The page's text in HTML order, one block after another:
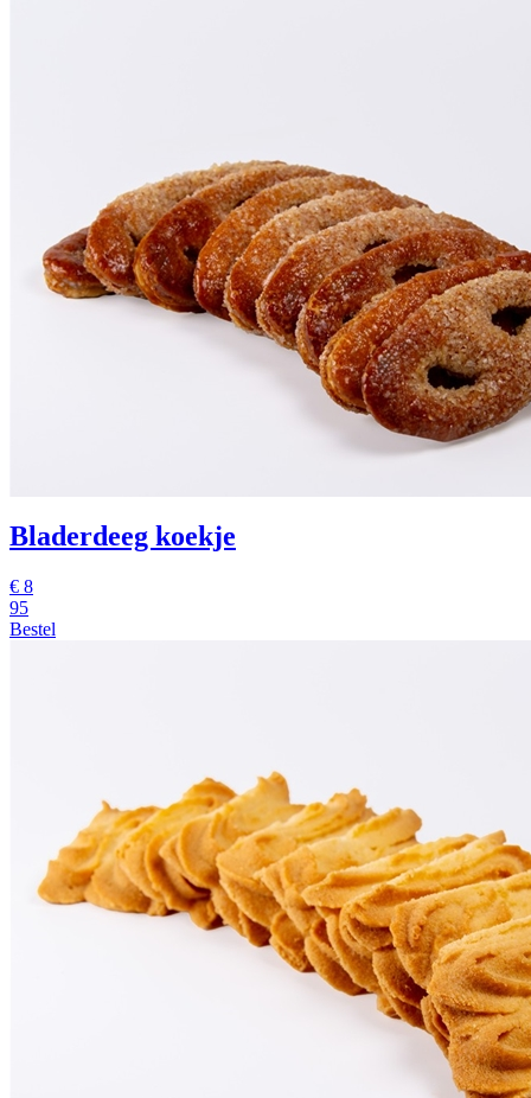
Bladerdeeg koekje
€ 8
95
Bestel